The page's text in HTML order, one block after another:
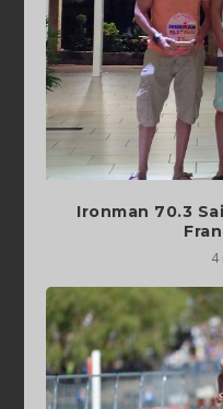
Ironman 70.3
4